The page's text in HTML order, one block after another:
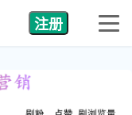
注册